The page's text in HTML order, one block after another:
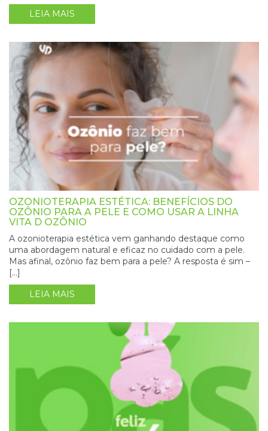
LEIA MAIS
OZONIOTERAPIA ESTÉTICA: BENEFÍCIOS DO
OZÔNIO PARA A PELE E COMO USAR A LINHA
VITA D OZÔNIO
A ozonioterapia estética vem ganhando destaque como
uma abordagem natural e eficaz no cuidado com a pele.
Mas afinal, ozônio faz bem para a pele? A resposta é sim –
[…]
LEIA MAIS